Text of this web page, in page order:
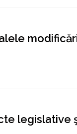
legislative